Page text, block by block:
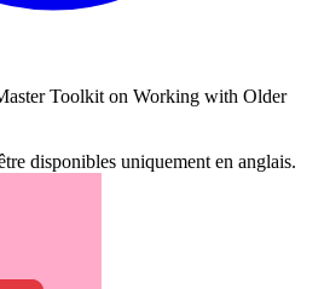
Toolkit on Working with Older
disponibles uniquement en anglais.